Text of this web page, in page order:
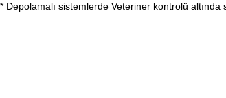
* Depolamalı sistemlerde Veteriner kontrolü altında